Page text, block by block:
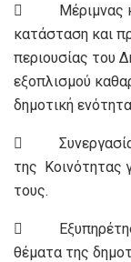
 Μέριμνας
κατάσταση και
περιουσίας του
εξοπλισμού
δημοτική
 Συνεργασίας
της Κοινότητας
τους.

θέματα της